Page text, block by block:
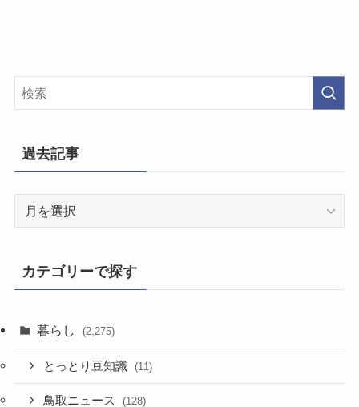
過去記事
カテゴリーで探す
暮らし (2,275)
とっとり豆知識 (11)
鳥取ニュース (128)